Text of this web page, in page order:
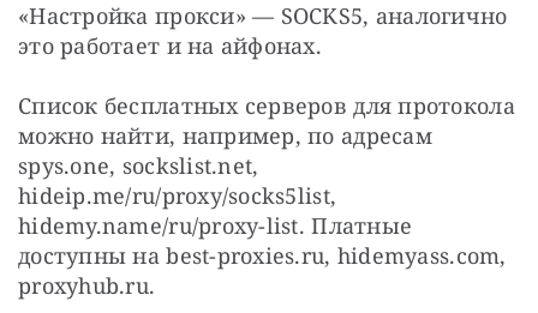
«Настройка прокси» — SOCKS5, аналогично
это работает и на айфонах.
Список бесплатных серверов для протокола
можно найти, например, по адресам
spys.one, sockslist.net,
hideip.me/ru/proxy/socks5list,
hidemy.name/ru/proxy-list. Платные
доступны на best-proxies.ru, hidemyass.com,
proxyhub.ru.